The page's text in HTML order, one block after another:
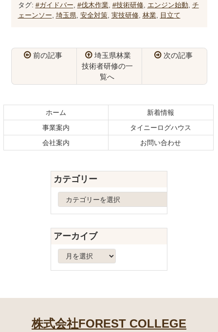
タグ: #ガイドバー, #伐木作業, #技術研修, エンジン始動, チ
ェーンソー, 埼玉県, 安全対策, 実技研修, 林業, 目立て
前の記事
埼玉県林業
技術者研修の一
覧へ
次の記事
ン
文
の
へ
ホーム
新着情報
事業案内
タイニーログハウス
会社案内
お問い合わせ
カテゴリー
ゴ
リ
ー
アーカイブ
ー
株式会社FOREST COLLEGE